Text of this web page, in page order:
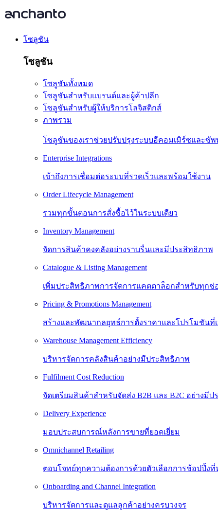
โซลูชัน
โซลูชัน
โซลูชันทั้งหมด
โซลูชันสำหรับแบรนด์และผู้ค้าปลีก
โซลูชันสำหรับผู้ให้บริการโลจิสติกส์
ภาพรวม
โซลูชันของเราช่วยปรับปรุงระบบอีคอมเมิร์ซและ
Enterprise Integrations
เข้าถึงการเชื่อมต่อระบบที่รวดเร็วและพร้อมใช้งาน
Order Lifecycle Management
รวมทุกขั้นตอนการสั่งซื้อไว้ในระบบเดียว
Inventory Management
จัดการสินค้าคงคลังอย่างราบรื่นและมีประสิทธิภาพ
Catalogue & Listing Management
เพิ่มประสิทธิภาพการจัดการแคตตาล็อกสำหรับทุกช่
Pricing & Promotions Management
สร้างและพัฒนากลยุทธ์การตั้งราคาและโปรโมชันที่
Warehouse Management Efficiency
บริหารจัดการคลังสินค้าอย่างมีประสิทธิภาพ
Fulfilment Cost Reduction
จัดเตรียมสินค้าสำหรับจัดส่ง B2B และ B2C อย่างมี
Delivery Experience
มอบประสบการณ์หลังการขายที่ยอดเยี่ยม
Omnichannel Retailing
ตอบโจทย์ทุกความต้องการด้วยตัวเลือกการช้อปปิ้ง
Onboarding and Channel Integration
บริหารจัดการและดูแลลูกค้าอย่างครบวงจร